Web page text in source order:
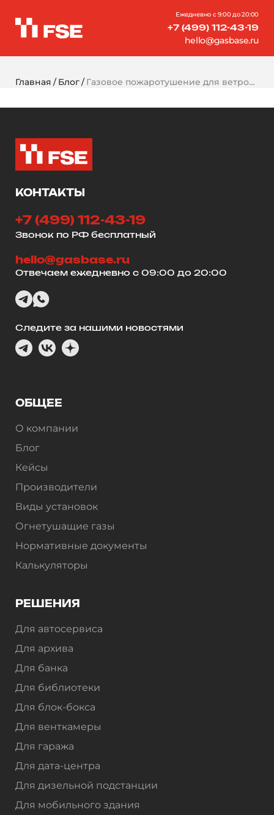
Ежедневно с 9:00 до 20:00
+7 (499) 112-43-19
hello@gasbase.ru
Главная Блог Газовое пожаротушение для ветроэлектростанций: защита гондол и подстанций
ОБЩЕЕ
О компании
Блог
Кейсы
Производители
Виды установок
Огнетушащие газы
Нормативные документы
Калькуляторы
РЕШЕНИЯ
Для автосервиса
Для архива
Для банка
Для библиотеки
Для блок-бокса
Для венткамеры
Для гаража
Для дата-центра
Для дизельной подстанции
Для мобильного здания
КОНТАКТЫ
+7 (499) 112-43-19
Звонок по РФ бесплатный
hello@gasbase.ru
Отвечаем ежедневно с 09:00 до 20:00
Следите за нашими новостями